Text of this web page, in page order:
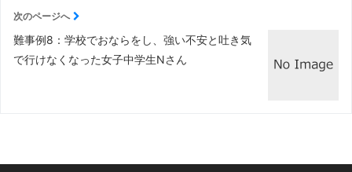
次のページへ
難事例8：学校でおならをし、強い不安と吐き気
で行けなくなった女子中学生Nさん